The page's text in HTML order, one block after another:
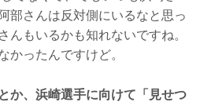
部さんは反対側にいるなと思っ
んもいるかも知れないですね。
かったんですけど。
か、浜崎選手に向けて「見せつ